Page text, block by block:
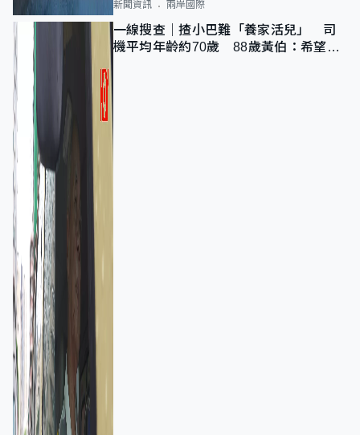
新聞資訊 兩岸國際
一線搜查｜揸小巴難「養家活兒」 司
機平均年齡約70歲 88歲黃伯：希望一